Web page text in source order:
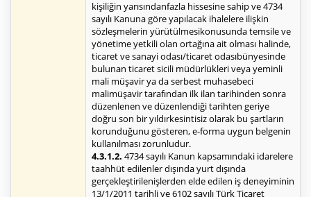
kişiliğin yarısındanfazla hissesine sahip ve 4734
sayılı Kanuna göre yapılacak ihalelere ilişkin
sözleşmelerin yürütülmesikonusunda temsile ve
yönetime yetkili olan ortağına ait olması halinde,
ticaret ve sanayi odası/ticaret odasıbünyesinde
bulunan ticaret sicili müdürlükleri veya yeminli
mali müşavir ya da serbest muhasebeci
malimüşavir tarafından ilk ilan tarihinden sonra
düzenlenen ve düzenlendiği tarihten geriye
doğru son bir yıldırkesintisiz olarak bu şartların
korunduğunu gösteren, e-forma uygun belgenin
kullanılması zorunludur.
4.3.1.2. 4734 sayılı Kanun kapsamındaki idarelere
taahhüt edilenler dışında yurt dışında
gerçekleştirilenişlerden elde edilen iş deneyiminin
13/1/2011 tarihli ve 6102 sayılı Türk Ticaret